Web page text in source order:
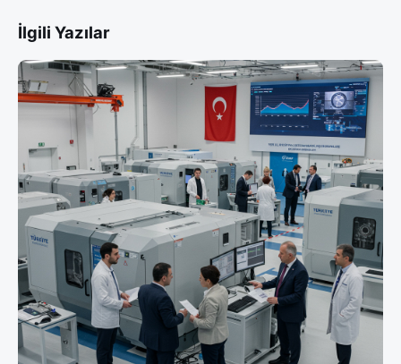
İlgili Yazılar